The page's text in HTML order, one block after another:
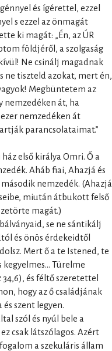
és ígérettel, ezzel
s ezzel az önmagát
ki magát: „Én, az ÚR
földjéről, a szolgaság
Ne csinálj magadnak
ne tiszteld azokat, mert én,
Megbüntetem az
nemzedéken át, ha
nemzedéken át
parancsolataimat.”
első királya Omri. Ő a
Aháb fiai, Ahazjá és
nemzedék. (Ahazjá
miután átbukott felső
magát.)
se ne sántikálj
és önös érdekeidtől
Mert ő a te Istened, te
kegyelmes… Türelme
34,6), és féltő szeretettel
hogy az ő családjának
szent legyen.
szól és nyúl bele a
csak látszólagos. Azért
a szekuláris állam